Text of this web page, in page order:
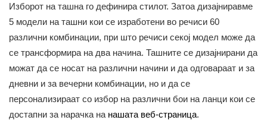
Изборот на ташна го дефинира стилот. Затоа дизајниравме
5 модели на ташни кои се изработени во речиси 60
различни комбинации, при што речиси секој модел може да
се трансформира на два начина. Ташните се дизајнирани да
можат да се носат на различни начини и да одговараат и за
дневни и за вечерни комбинации, но и да се
персонализираат со избор на различни бои на ланци кои се
достапни за нарачка на нашата веб-страница.